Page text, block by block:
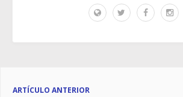
ARTÍCULO ANTERIOR